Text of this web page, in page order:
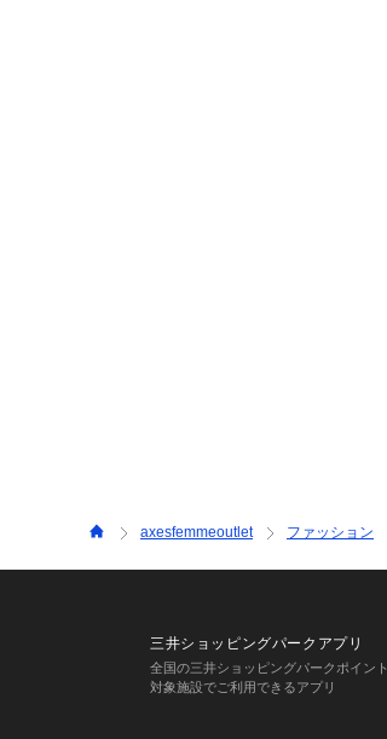
axesfemmeoutlet ファッション
三井ショッピングパークアプリ
全国の三井ショッピングパークポイント
対象施設でご利用できるアプリ